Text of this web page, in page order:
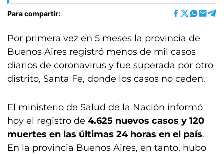
Para compartir:
Por primera vez en 5 meses la provincia de
Buenos Aires registró menos de mil casos
diarios de coronavirus y fue superada por otro
distrito, Santa Fe, donde los casos no ceden.
El ministerio de Salud de la Nación informó
hoy el registro de 4.625 nuevos casos y 120
muertes en las últimas 24 horas en el país.
En la provincia Buenos Aires, en tanto, hubo